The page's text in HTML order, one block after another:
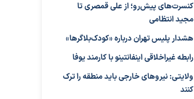
کنسرت‌های پیش‌رو؛ از علی قمصری تا
مجید انتظامی
هشدار پلیس تهران درباره «کودک‌بلاگرها»
رابطه غیراخلاقی اینفانتینو با کارمند یوفا
ولایتی: نیروهای خارجی باید منطقه را ترک
کنند